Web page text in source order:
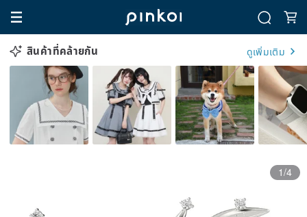
สินค้าที่คล้ายกัน ดูเพิ่มเติม
1/4